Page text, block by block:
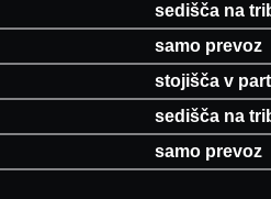
sedišča na
samo prevoz
stojišča v
sedišča na
samo prevoz